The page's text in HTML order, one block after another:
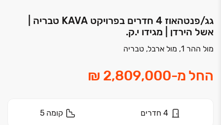
גג/פנטהאוז 4 חדרים בפרויקט KAVA‏ טבריה |
אשל הירדן | מגידו י.ק.
מול ההר 1, מול ארבל, טבריה
החל מ-
4 חדרים קומה 5